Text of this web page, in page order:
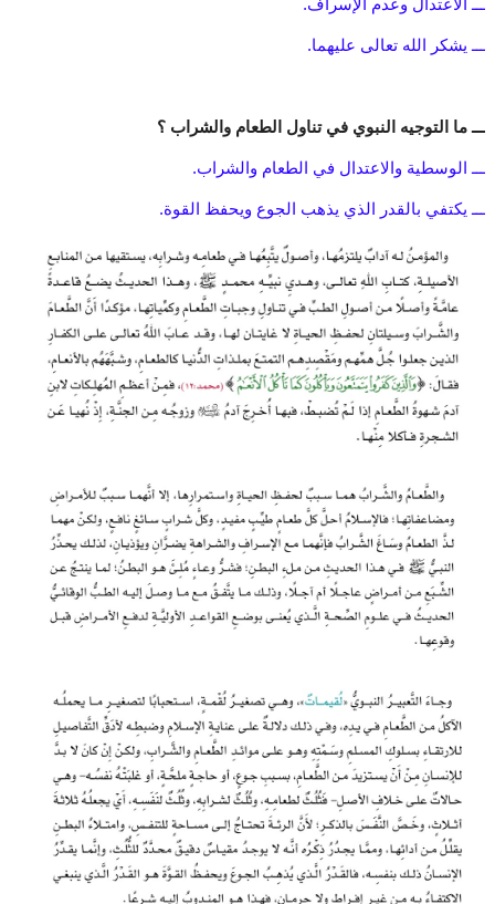
ـــ الاعتدال وعدم الإسراف.
ـــ يشكر الله تعالى عليهما.
ـــ ما التوجيه النبوي في تناول الطعام والشراب ؟
ـــ الوسطية والاعتدال في الطعام والشراب.
ـــ يكتفي بالقدر الذي يذهب الجوع ويحفظ القوة.